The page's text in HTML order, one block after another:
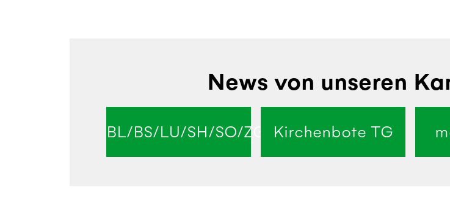
News von unseren
BL/BS/LU/SH/SO/ZG Kirchenbote TG